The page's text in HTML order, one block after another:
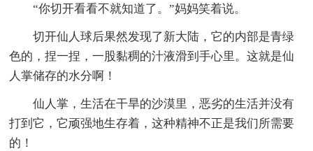
“你切开看看不就知道了。”妈妈笑着说。
切开仙人球后果然发现了新大陆，它的内部是青绿
色的，捏一捏，一股黏稠的汁液滑到手心里。这就是仙
人掌储存的水分啊！
仙人掌，生活在干旱的沙漠里，恶劣的生活并没有
打到它，它顽强地生存着，这种精神不正是我们所需要
的！